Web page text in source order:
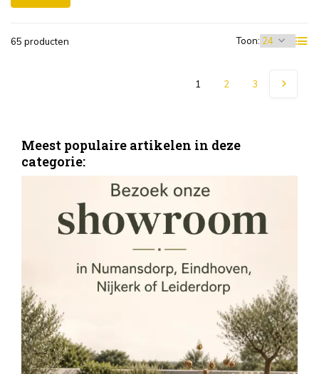
65 producten Toon:
1 2 3
Meest populaire artikelen in deze
categorie: